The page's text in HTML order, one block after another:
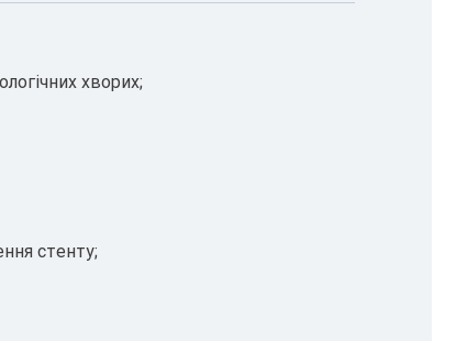
хворих;
стенту;